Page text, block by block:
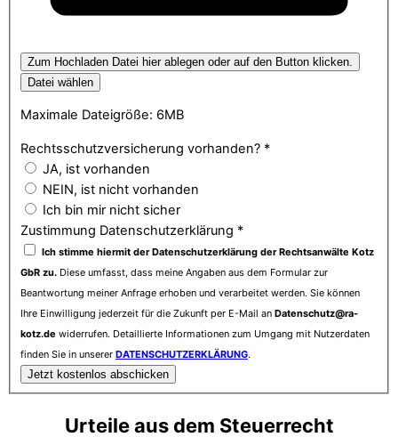
Zum Hochladen Datei hier ablegen oder auf den Button klicken.
Datei wählen
Maximale Dateigröße: 6MB
Rechtsschutzversicherung vorhanden? *
JA, ist vorhanden
NEIN, ist nicht vorhanden
Ich bin mir nicht sicher
Zustimmung Datenschutzerklärung *
Ich stimme hiermit der Datenschutzerklärung der Rechtsanwälte Kotz
GbR zu. Diese umfasst, dass meine Angaben aus dem Formular zur
Beantwortung meiner Anfrage erhoben und verarbeitet werden. Sie können
Ihre Einwilligung jederzeit für die Zukunft per E-Mail an Datenschutz@ra-
kotz.de widerrufen. Detaillierte Informationen zum Umgang mit Nutzerdaten
finden Sie in unserer DATENSCHUTZERKLÄRUNG.
Jetzt kostenlos abschicken
Urteile aus dem Steuerrecht